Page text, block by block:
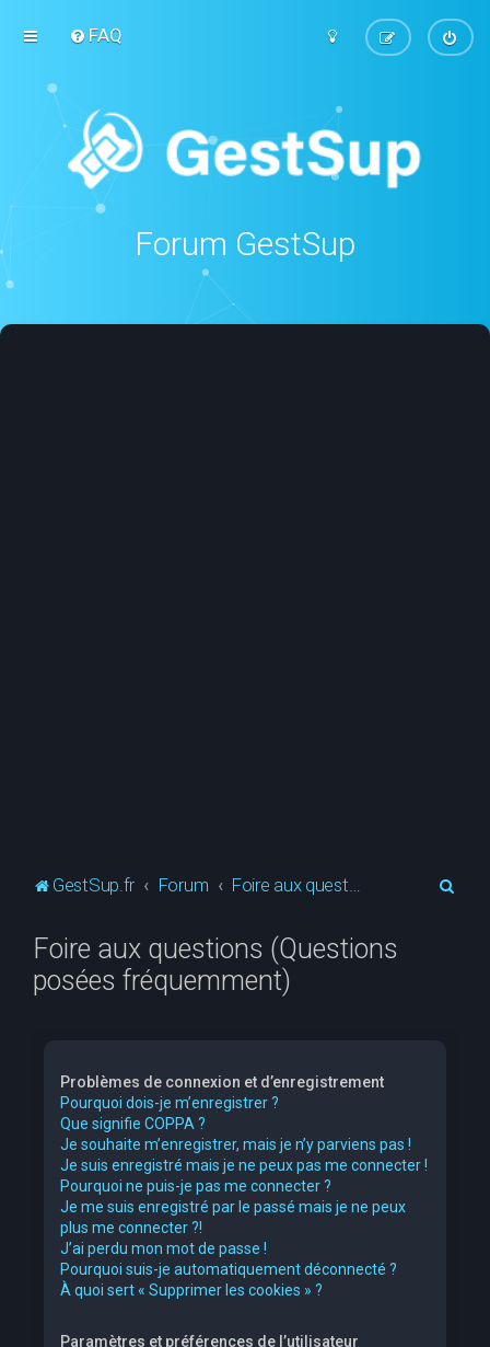
FAQ
Forum GestSup
GestSup.fr Forum
Foire aux questions (Questions
posées fréquemment)
Problèmes de connexion et d’enregistrement
Pourquoi dois-je m’enregistrer ?
Que signifie COPPA ?
Je souhaite m’enregistrer, mais je n’y parviens pas !
Je suis enregistré mais je ne peux pas me connecter !
Pourquoi ne puis-je pas me connecter ?
Je me suis enregistré par le passé mais je ne peux
plus me connecter ?!
J’ai perdu mon mot de passe !
Pourquoi suis-je automatiquement déconnecté ?
À quoi sert « Supprimer les cookies » ?
Paramètres et préférences de l’utilisateur